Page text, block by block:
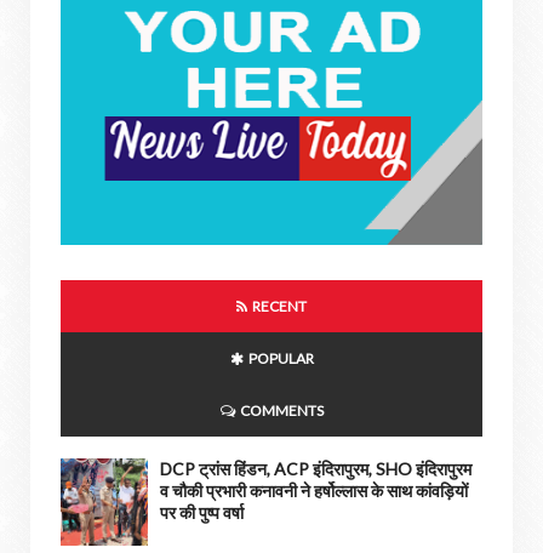
RECENT
POPULAR
COMMENTS
DCP ट्रांस हिंडन, ACP इंदिरापुरम, SHO इंदिरापुरम
व चौकी प्रभारी कनावनी ने हर्षोल्लास के साथ कांवड़ियों
पर की पुष्प वर्षा